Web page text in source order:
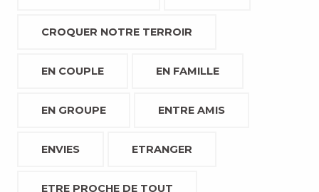
CROQUER NOTRE TERROIR
EN COUPLE EN FAMILLE
EN GROUPE ENTRE AMIS
ENVIES ETRANGER
ETRE PROCHE DE TOUT